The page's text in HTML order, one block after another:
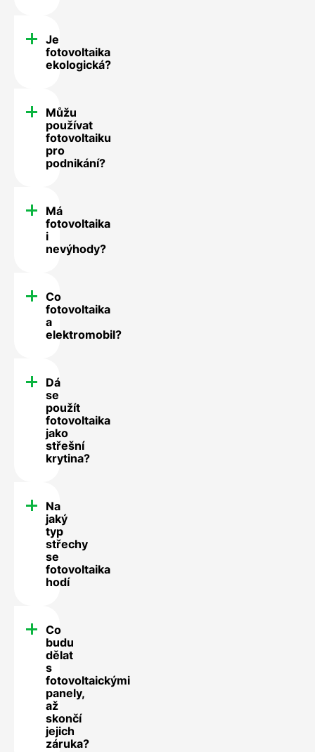
Je
fotovoltaika
ekologická?
Můžu
používat
fotovoltaiku
pro
podnikání?
Má
fotovoltaika
i
nevýhody?
Co
fotovoltaika
a
elektromobil?
Dá
se
použít
fotovoltaika
jako
střešní
krytina?
Na
jaký
typ
střechy
se
fotovoltaika
hodí
Co
budu
dělat
s
fotovoltaickými
panely,
až
skončí
jejich
záruka?